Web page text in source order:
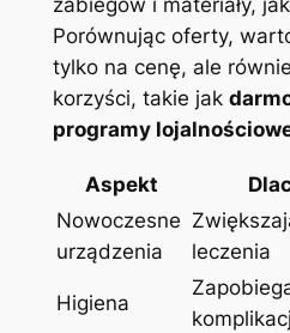
zabiegów i materiały,
Porównując oferty,
tylko na cenę, ale
korzyści, takie jak
programy
Aspekt
Nowoczesne
urządzenia
leczenia
Higiena